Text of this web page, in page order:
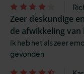
Zeer deskundige
de afwikkeling van
Ik heb het als zeer
gevonden